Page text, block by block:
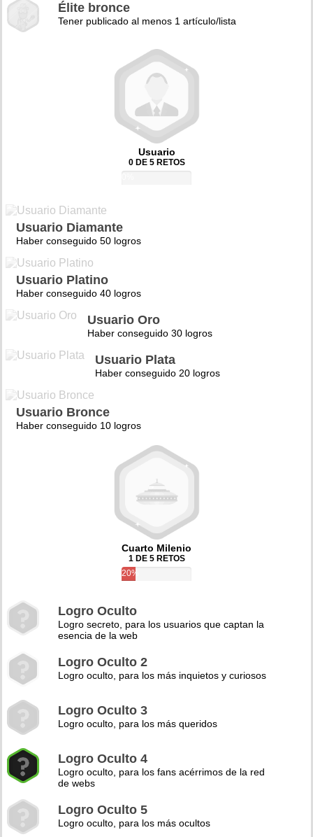
Élite bronce
Tener publicado al menos 1 artículo/lista
Usuario
0 DE 5 RETOS
Usuario Diamante
Haber conseguido 50 logros
Usuario Platino
Haber conseguido 40 logros
Usuario Oro
Haber conseguido 30 logros
Usuario Plata
Haber conseguido 20 logros
Usuario Bronce
Haber conseguido 10 logros
Cuarto Milenio
1 DE 5 RETOS
20%
Logro Oculto
Logro secreto, para los usuarios que captan la
esencia de la web
Logro Oculto 2
Logro oculto, para los más inquietos y curiosos
Logro Oculto 3
Logro oculto, para los más queridos
Logro Oculto 4
Logro oculto, para los fans acérrimos de la red
de webs
Logro Oculto 5
Logro oculto, para los más ocultos